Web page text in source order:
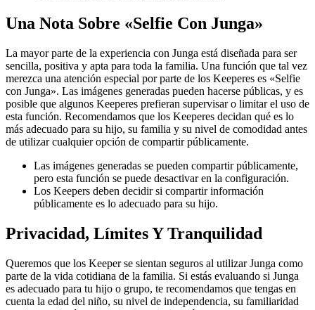
Una Nota Sobre «Selfie Con Junga»
La mayor parte de la experiencia con Junga está diseñada para ser
sencilla, positiva y apta para toda la familia. Una función que tal vez
merezca una atención especial por parte de los Keeperes es «Selfie
con Junga». Las imágenes generadas pueden hacerse públicas, y es
posible que algunos Keeperes prefieran supervisar o limitar el uso de
esta función. Recomendamos que los Keeperes decidan qué es lo
más adecuado para su hijo, su familia y su nivel de comodidad antes
de utilizar cualquier opción de compartir públicamente.
Las imágenes generadas se pueden compartir públicamente,
pero esta función se puede desactivar en la configuración.
Los Keepers deben decidir si compartir información
públicamente es lo adecuado para su hijo.
Privacidad, Límites Y Tranquilidad
Queremos que los Keeper se sientan seguros al utilizar Junga como
parte de la vida cotidiana de la familia. Si estás evaluando si Junga
es adecuado para tu hijo o grupo, te recomendamos que tengas en
cuenta la edad del niño, su nivel de independencia, su familiaridad